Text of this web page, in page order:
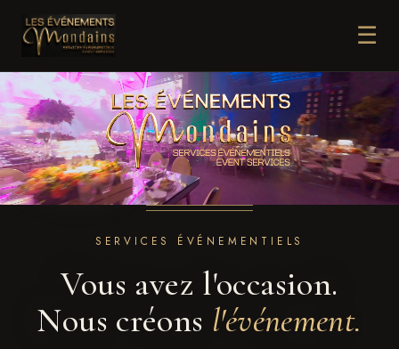
☰
SERVICES ÉVÉNEMENTIELS
Vous avez l'occasion.
Nous créons l'événement.